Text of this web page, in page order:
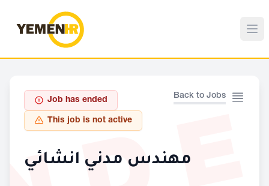
Back to Jobs
Job has ended
This job is not active
مهندس مدني انشائي